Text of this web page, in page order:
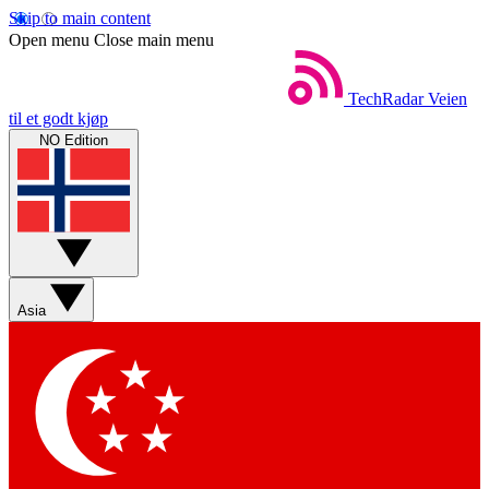
Skip to main content
Open menu Close main menu
TechRadar Veien
til et godt kjøp
NO Edition
Asia